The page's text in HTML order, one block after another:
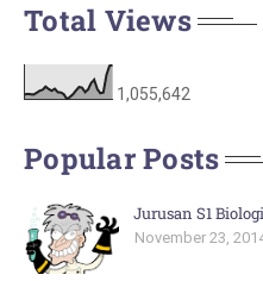
Total Views
1,055,642
Popular Posts
Jurusan S1
November 23,